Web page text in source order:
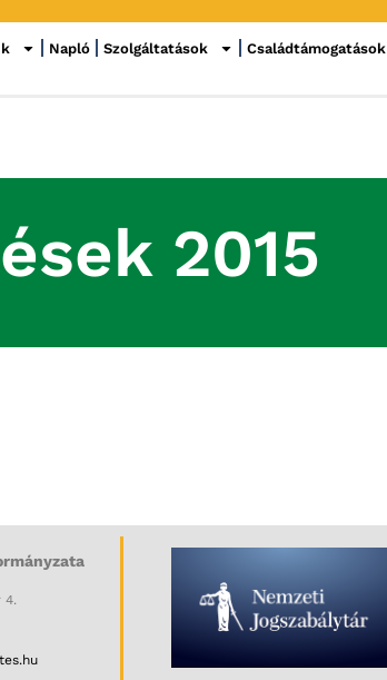
Napló Szolgáltatások Családtámogatások
2015
4.